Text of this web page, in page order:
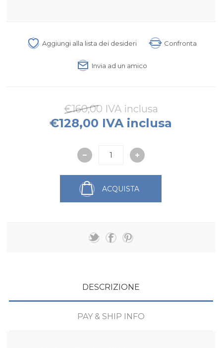
Aggiungi alla lista dei desideri Confronta
Invia ad un amico
€160,00 IVA inclusa
€128,00 IVA inclusa
ACQUISTA
DESCRIZIONE
PAY & SHIP INFO